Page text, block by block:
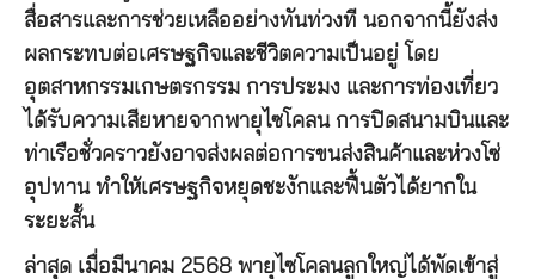
สื่อสารและการช่วยเหลืออย่างทันท่วงที นอกจากนี้ยังส่ง
ผลกระทบต่อเศรษฐกิจและชีวิตความเป็นอยู่ โดย
อุตสาหกรรมเกษตรกรรม การประมง และการท่องเที่ยว
ได้รับความเสียหายจากพายุไซโคลน การปิดสนามบินและ
ท่าเรือชั่วคราวยังอาจส่งผลต่อการขนส่งสินค้าและห่วงโซ่
อุปทาน ทำให้เศรษฐกิจหยุดชะงักและฟื้นตัวได้ยากใน
ระยะสั้น
ล่าสุด เมื่อมีนาคม 2568 พายุไซโคลนลูกใหญ่ได้พัดเข้าสู่